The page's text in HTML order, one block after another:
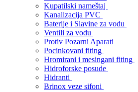
Kupatilski nameštaj
Kanalizacija PVC
Baterije i Slavine za vodu
Ventili za vodu
Protiv Pozarni Aparati
Pocinkovani fiting
Hromirani i mesingani fiting
Hidroforske posude
Hidranti
Brinox veze sifoni